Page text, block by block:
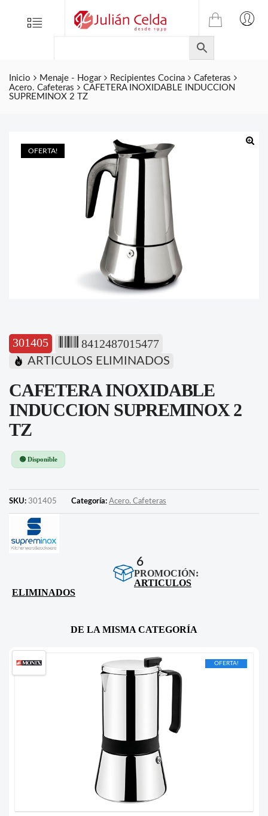
Menu
TIENDA
ONLINE
DE
JULIAN
CELDA
Inicio Menaje - Hogar Recipientes Cocina
Cafeteras
Acero. Cafeteras
CAFETERA INOXIDABLE INDUCCION
SUPREMINOX 2 TZ
OFERTA!
301405 8412487015477
ARTICULOS ELIMINADOS
CAFETERA INOXIDABLE
INDUCCION SUPREMINOX 2
TZ
🟢 Disponible
SKU: 301405 Categoría: Acero. Cafeteras
6
PROMOCIÓN:
ARTICULOS
ELIMINADOS
DE LA MISMA CATEGORÍA
OFERTA!
Folletos
Contacto